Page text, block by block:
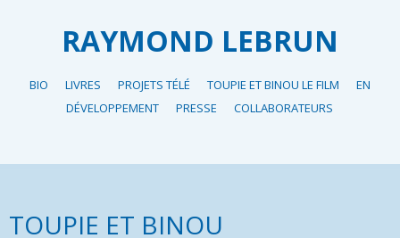
RAYMOND LEBRUN
BIO LIVRES PROJETS TÉLÉ TOUPIE ET BINOU LE FILM
EN
DÉVELOPPEMENT
PRESSE COLLABORATEURS
TOUPIE ET BINOU